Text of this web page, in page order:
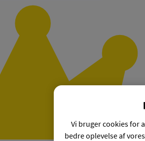
Vi bruger cookies for
bedre oplevelse af